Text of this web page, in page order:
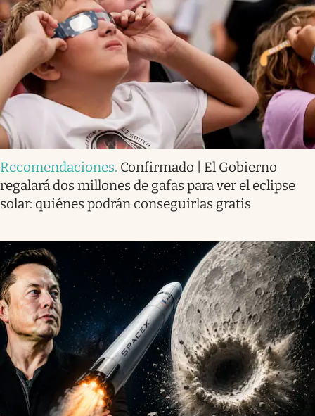
Recomendaciones. Confirmado | El Gobierno
regalará dos millones de gafas para ver el eclipse
solar: quiénes podrán conseguirlas gratis